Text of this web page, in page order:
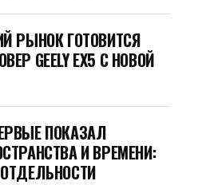
РЫНОК ГОТОВИТСЯ
GEELY EX5 С НОВОЙ
ПОКАЗАЛ
И ВРЕМЕНИ: